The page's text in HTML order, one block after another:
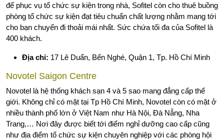
để phục vụ tổ chức sự kiện trong nhà, Sofitel còn cho thuê buồng
phòng tổ chức sự kiện đạt tiêu chuẩn chất lượng nhằm mang tới
cho bạn chuyến đi thoải mái nhất. Sức chứa tối đa của Sofitel là
400 khách.
Địa chỉ: 17 Lê Duẩn, Bến Nghé, Quận 1, Tp. Hồ Chí Minh
Novotel Saigon Centre
Novotel là hệ thống khách sạn 4 và 5 sao mang đẳng cấp thế
giới. Không chỉ có mặt tại Tp Hồ Chí Minh, Novotel còn có mặt ở
nhiều thành phố lớn ở Việt Nam như Hà Nội, Đà Nẵng, Nha
Trang,… Nơi đây được biết tới điểm nghỉ dưỡng cao cấp cũng
như địa điểm tổ chức sự kiện chuyên nghiệp với các phòng hội